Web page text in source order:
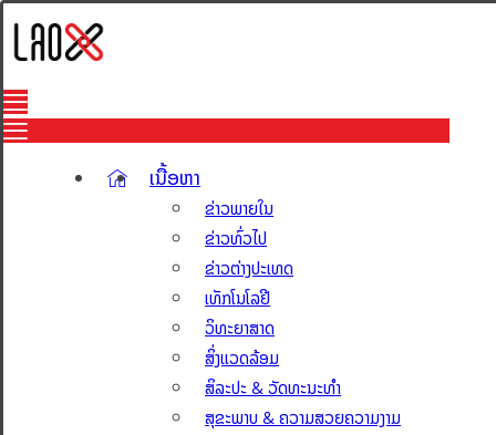
ເນື້ອຫາ
ຂ່າວພາຍໃນ
ຂ່າວທົ່ວໄປ
ຂ່າວຕ່າງປະເທດ
ເທັກໂນໂລຢີ
ວິທະຍາສາດ
ສິ່ງແວດລ້ອມ
ສິລະປະ & ວັດທະນະທຳ
ສຸຂະພາບ & ຄວາມສວຍຄວາມງາມ